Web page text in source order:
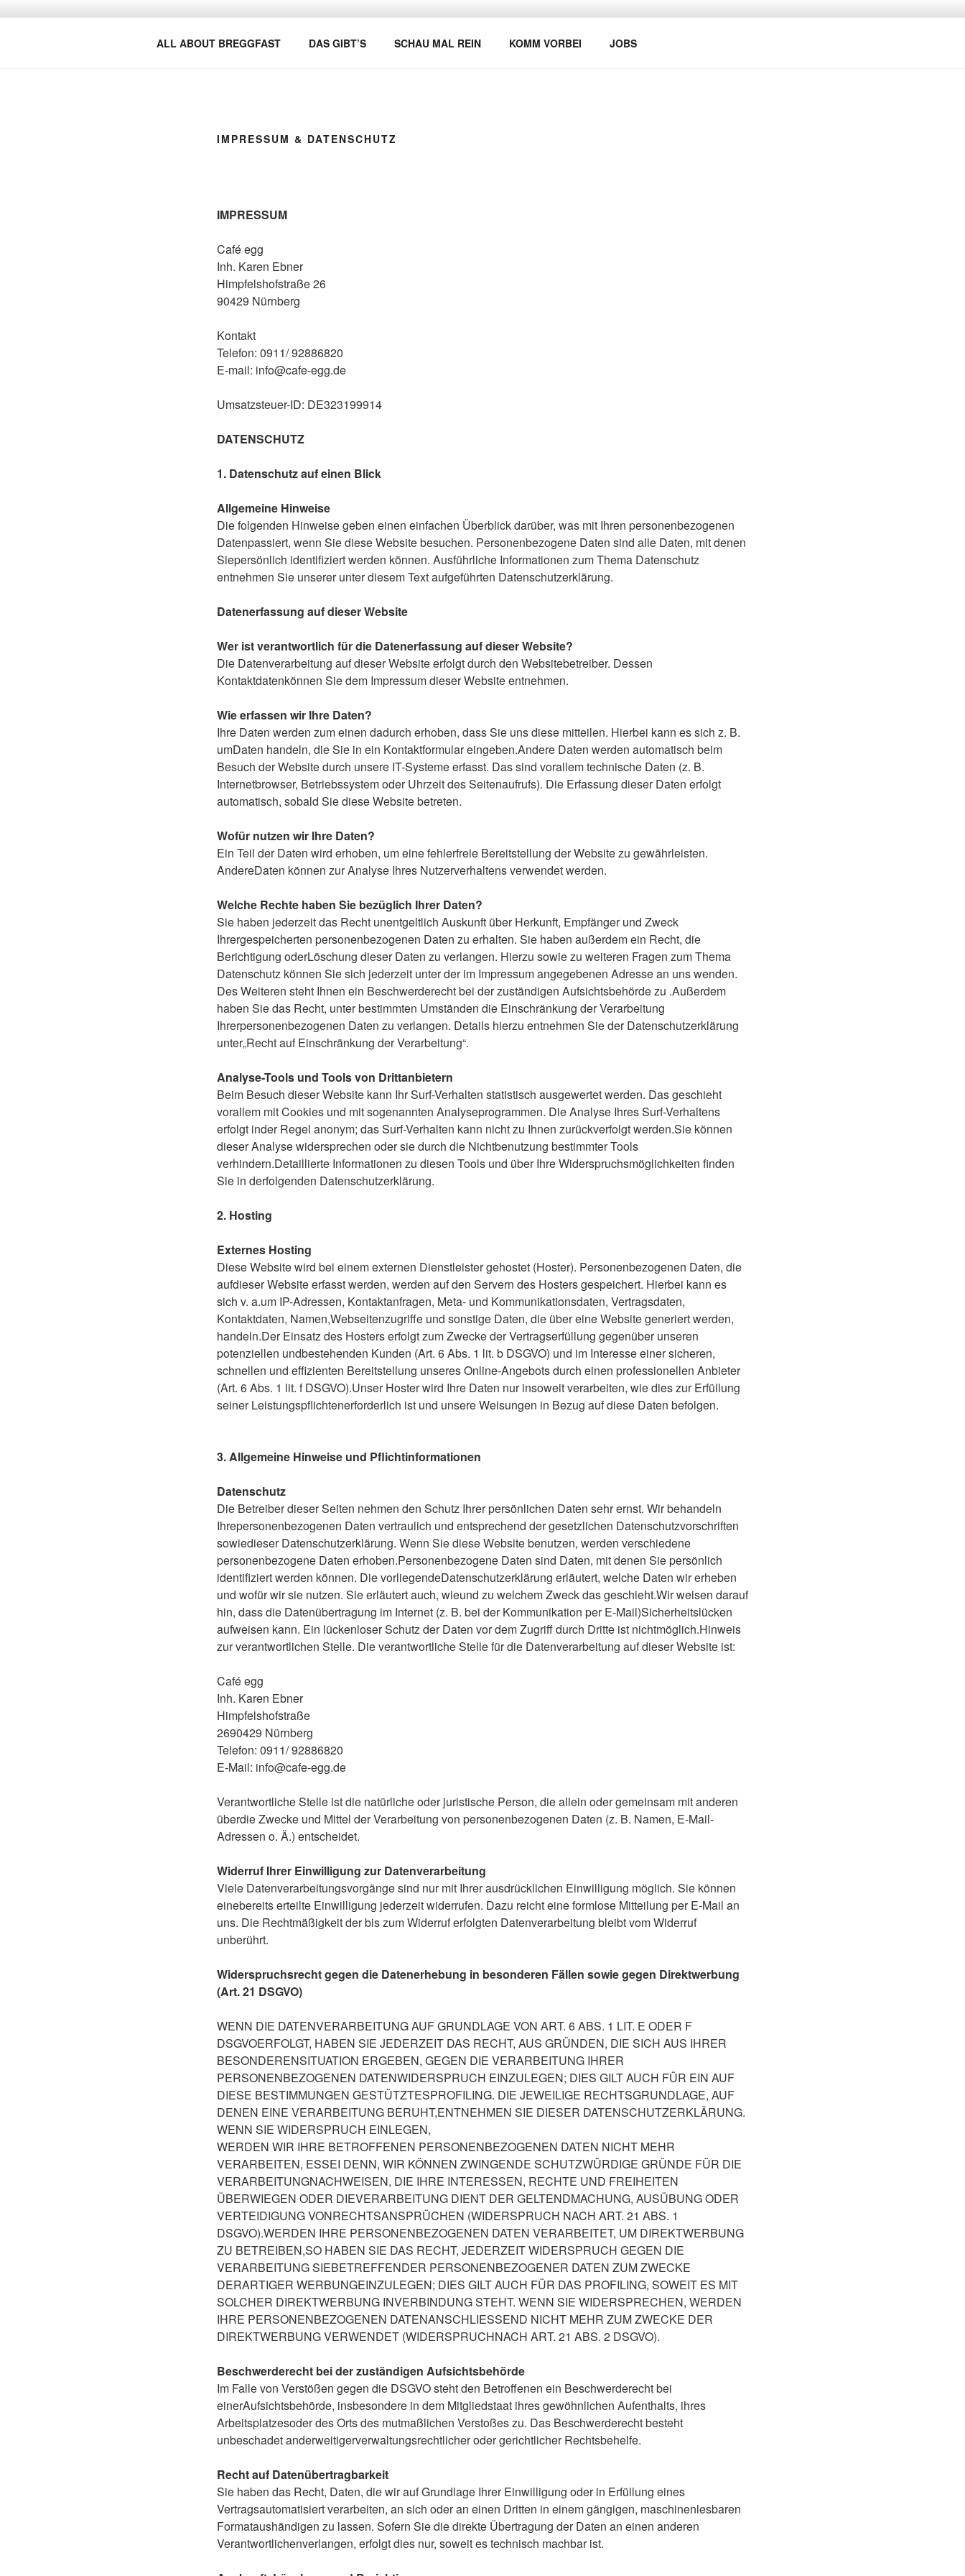
CAFE EGG
ALL ABOUT BREGGFAST.
ALL ABOUT BREGGFAST DAS GIBT’S SCHAU MAL REIN KOMM VORBEI JOBS
IMPRESSUM & DATENSCHUTZ
IMPRESSUM
Café egg
Inh. Karen Ebner
Himpfelshofstraße 26
90429 Nürnberg
Kontakt
Telefon: 0911/ 92886820
E-mail: info@cafe-egg.de
Umsatzsteuer-ID: DE323199914
DATENSCHUTZ
1. Datenschutz auf einen Blick
Allgemeine Hinweise
Die folgenden Hinweise geben einen einfachen Überblick darüber, was mit Ihren personenbezogenen
Datenpassiert, wenn Sie diese Website besuchen. Personenbezogene Daten sind alle Daten, mit denen
Siepersönlich identifiziert werden können. Ausführliche Informationen zum Thema Datenschutz
entnehmen Sie unserer unter diesem Text aufgeführten Datenschutzerklärung.
Datenerfassung auf dieser Website
Wer ist verantwortlich für die Datenerfassung auf dieser Website?
Die Datenverarbeitung auf dieser Website erfolgt durch den Websitebetreiber. Dessen
Kontaktdatenkönnen Sie dem Impressum dieser Website entnehmen.
Wie erfassen wir Ihre Daten?
Ihre Daten werden zum einen dadurch erhoben, dass Sie uns diese mitteilen. Hierbei kann es sich z. B.
umDaten handeln, die Sie in ein Kontaktformular eingeben.Andere Daten werden automatisch beim
Besuch der Website durch unsere IT-Systeme erfasst. Das sind vorallem technische Daten (z. B.
Internetbrowser, Betriebssystem oder Uhrzeit des Seitenaufrufs). Die Erfassung dieser Daten erfolgt
automatisch, sobald Sie diese Website betreten.
Wofür nutzen wir Ihre Daten?
Ein Teil der Daten wird erhoben, um eine fehlerfreie Bereitstellung der Website zu gewährleisten.
AndereDaten können zur Analyse Ihres Nutzerverhaltens verwendet werden.
Welche Rechte haben Sie bezüglich Ihrer Daten?
Sie haben jederzeit das Recht unentgeltlich Auskunft über Herkunft, Empfänger und Zweck
Ihrergespeicherten personenbezogenen Daten zu erhalten. Sie haben außerdem ein Recht, die
Berichtigung oderLöschung dieser Daten zu verlangen. Hierzu sowie zu weiteren Fragen zum Thema
Datenschutz können Sie sich jederzeit unter der im Impressum angegebenen Adresse an uns wenden.
Des Weiteren steht Ihnen ein Beschwerderecht bei der zuständigen Aufsichtsbehörde zu .Außerdem
haben Sie das Recht, unter bestimmten Umständen die Einschränkung der Verarbeitung
Ihrerpersonenbezogenen Daten zu verlangen. Details hierzu entnehmen Sie der Datenschutzerklärung
unter„Recht auf Einschränkung der Verarbeitung“.
Analyse-Tools und Tools von Drittanbietern
Beim Besuch dieser Website kann Ihr Surf-Verhalten statistisch ausgewertet werden. Das geschieht
vorallem mit Cookies und mit sogenannten Analyseprogrammen. Die Analyse Ihres Surf-Verhaltens
erfolgt inder Regel anonym; das Surf-Verhalten kann nicht zu Ihnen zurückverfolgt werden.Sie können
dieser Analyse widersprechen oder sie durch die Nichtbenutzung bestimmter Tools
verhindern.Detaillierte Informationen zu diesen Tools und über Ihre Widerspruchsmöglichkeiten finden
Sie in derfolgenden Datenschutzerklärung.
2. Hosting
Externes Hosting
Diese Website wird bei einem externen Dienstleister gehostet (Hoster). Personenbezogenen Daten, die
aufdieser Website erfasst werden, werden auf den Servern des Hosters gespeichert. Hierbei kann es
sich v. a.um IP-Adressen, Kontaktanfragen, Meta- und Kommunikationsdaten, Vertragsdaten,
Kontaktdaten, Namen,Webseitenzugriffe und sonstige Daten, die über eine Website generiert werden,
handeln.Der Einsatz des Hosters erfolgt zum Zwecke der Vertragserfüllung gegenüber unseren
potenziellen undbestehenden Kunden (Art. 6 Abs. 1 lit. b DSGVO) und im Interesse einer sicheren,
schnellen und effizienten Bereitstellung unseres Online-Angebots durch einen professionellen Anbieter
(Art. 6 Abs. 1 lit. f DSGVO).Unser Hoster wird Ihre Daten nur insoweit verarbeiten, wie dies zur Erfüllung
seiner Leistungspflichtenerforderlich ist und unsere Weisungen in Bezug auf diese Daten befolgen.
3. Allgemeine Hinweise und Pflichtinformationen
Datenschutz
Die Betreiber dieser Seiten nehmen den Schutz Ihrer persönlichen Daten sehr ernst. Wir behandeln
Ihrepersonenbezogenen Daten vertraulich und entsprechend der gesetzlichen Datenschutzvorschriften
sowiedieser Datenschutzerklärung. Wenn Sie diese Website benutzen, werden verschiedene
personenbezogene Daten erhoben.Personenbezogene Daten sind Daten, mit denen Sie persönlich
identifiziert werden können. Die vorliegendeDatenschutzerklärung erläutert, welche Daten wir erheben
und wofür wir sie nutzen. Sie erläutert auch, wieund zu welchem Zweck das geschieht.Wir weisen darauf
hin, dass die Datenübertragung im Internet (z. B. bei der Kommunikation per E-Mail)Sicherheitslücken
aufweisen kann. Ein lückenloser Schutz der Daten vor dem Zugriff durch Dritte ist nichtmöglich.Hinweis
zur verantwortlichen Stelle. Die verantwortliche Stelle für die Datenverarbeitung auf dieser Website ist:
Café egg
Inh. Karen Ebner
Himpfelshofstraße
2690429 Nürnberg
Telefon: 0911/ 92886820
E-Mail: info@cafe-egg.de
Verantwortliche Stelle ist die natürliche oder juristische Person, die allein oder gemeinsam mit anderen
überdie Zwecke und Mittel der Verarbeitung von personenbezogenen Daten (z. B. Namen, E-Mail-
Adressen o. Ä.) entscheidet.
Widerruf Ihrer Einwilligung zur Datenverarbeitung
Viele Datenverarbeitungsvorgänge sind nur mit Ihrer ausdrücklichen Einwilligung möglich. Sie können
einebereits erteilte Einwilligung jederzeit widerrufen. Dazu reicht eine formlose Mitteilung per E-Mail an
uns. Die Rechtmäßigkeit der bis zum Widerruf erfolgten Datenverarbeitung bleibt vom Widerruf
unberührt.
Widerspruchsrecht gegen die Datenerhebung in besonderen Fällen sowie gegen Direktwerbung
(Art. 21 DSGVO)
WENN DIE DATENVERARBEITUNG AUF GRUNDLAGE VON ART. 6 ABS. 1 LIT. E ODER F
DSGVOERFOLGT, HABEN SIE JEDERZEIT DAS RECHT, AUS GRÜNDEN, DIE SICH AUS IHRER
BESONDERENSITUATION ERGEBEN, GEGEN DIE VERARBEITUNG IHRER
PERSONENBEZOGENEN DATENWIDERSPRUCH EINZULEGEN; DIES GILT AUCH FÜR EIN AUF
DIESE BESTIMMUNGEN GESTÜTZTESPROFILING. DIE JEWEILIGE RECHTSGRUNDLAGE, AUF
DENEN EINE VERARBEITUNG BERUHT,ENTNEHMEN SIE DIESER DATENSCHUTZERKLÄRUNG.
WENN SIE WIDERSPRUCH EINLEGEN,
WERDEN WIR IHRE BETROFFENEN PERSONENBEZOGENEN DATEN NICHT MEHR
VERARBEITEN, ESSEI DENN, WIR KÖNNEN ZWINGENDE SCHUTZWÜRDIGE GRÜNDE FÜR DIE
VERARBEITUNGNACHWEISEN, DIE IHRE INTERESSEN, RECHTE UND FREIHEITEN
ÜBERWIEGEN ODER DIEVERARBEITUNG DIENT DER GELTENDMACHUNG, AUSÜBUNG ODER
VERTEIDIGUNG VONRECHTSANSPRÜCHEN (WIDERSPRUCH NACH ART. 21 ABS. 1
DSGVO).WERDEN IHRE PERSONENBEZOGENEN DATEN VERARBEITET, UM DIREKTWERBUNG
ZU BETREIBEN,SO HABEN SIE DAS RECHT, JEDERZEIT WIDERSPRUCH GEGEN DIE
VERARBEITUNG SIEBETREFFENDER PERSONENBEZOGENER DATEN ZUM ZWECKE
DERARTIGER WERBUNGEINZULEGEN; DIES GILT AUCH FÜR DAS PROFILING, SOWEIT ES MIT
SOLCHER DIREKTWERBUNG INVERBINDUNG STEHT. WENN SIE WIDERSPRECHEN, WERDEN
IHRE PERSONENBEZOGENEN DATENANSCHLIESSEND NICHT MEHR ZUM ZWECKE DER
DIREKTWERBUNG VERWENDET (WIDERSPRUCHNACH ART. 21 ABS. 2 DSGVO).
Beschwerderecht bei der zuständigen Aufsichtsbehörde
Im Falle von Verstößen gegen die DSGVO steht den Betroffenen ein Beschwerderecht bei
einerAufsichtsbehörde, insbesondere in dem Mitgliedstaat ihres gewöhnlichen Aufenthalts, ihres
Arbeitsplatzesoder des Orts des mutmaßlichen Verstoßes zu. Das Beschwerderecht besteht
unbeschadet anderweitigerverwaltungsrechtlicher oder gerichtlicher Rechtsbehelfe.
Recht auf Datenübertragbarkeit
Sie haben das Recht, Daten, die wir auf Grundlage Ihrer Einwilligung oder in Erfüllung eines
Vertragsautomatisiert verarbeiten, an sich oder an einen Dritten in einem gängigen, maschinenlesbaren
Formataushändigen zu lassen. Sofern Sie die direkte Übertragung der Daten an einen anderen
Verantwortlichenverlangen, erfolgt dies nur, soweit es technisch machbar ist.